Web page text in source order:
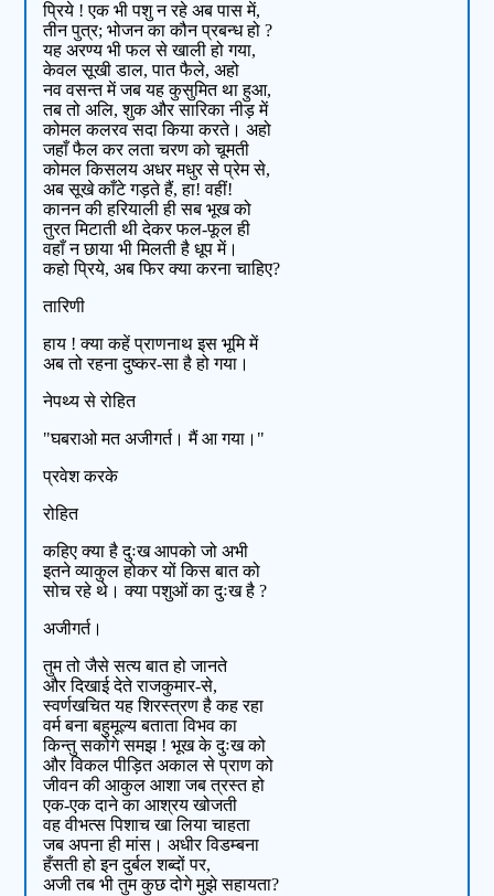
प्रिये ! एक भी पशु न रहे अब पास में,
तीन पुत्र; भोजन का कौन प्रबन्ध हो ?
यह अरण्य भी फल से खाली हो गया,
केवल सूखी डाल, पात फैले, अहो
नव वसन्त में जब यह कुसुमित था हुआ,
तब तो अलि, शुक और सारिका नीड़ में
कोमल कलरव सदा किया करते। अहो
जहाँ फैल कर लता चरण को चूमती
कोमल किसलय अधर मधुर से प्रेम से,
अब सूखे काँटे गड़ते हैं, हा! वहीं!
कानन की हरियाली ही सब भूख को
तुरत मिटाती थी देकर फल-फूल ही
वहाँ न छाया भी मिलती है धूप में।
कहो प्रिये, अब फिर क्या करना चाहिए?
तारिणी
हाय ! क्या कहें प्राणनाथ इस भूमि में
अब तो रहना दुष्कर-सा है हो गया।
नेपथ्य से रोहित
"घबराओ मत अजीगर्त। मैं आ गया।"
प्रवेश करके
रोहित
कहिए क्या है दुःख आपको जो अभी
इतने व्याकुल होकर यों किस बात को
सोच रहे थे। क्या पशुओं का दुःख है ?
अजीगर्त।
तुम तो जैसे सत्य बात हो जानते
और दिखाई देते राजकुमार-से,
स्वर्णखचित यह शिरस्त्रण है कह रहा
वर्म बना बहुमूल्य बताता विभव का
किन्तु सकोगे समझ ! भूख के दुःख को
और विकल पीड़ित अकाल से प्राण को
जीवन की आकुल आशा जब त्रस्त हो
एक-एक दाने का आश्रय खोजती
वह वीभत्स पिशाच खा लिया चाहता
जब अपना ही मांस। अधीर विडम्बना
हँसती हो इन दुर्बल शब्दों पर,
अजी तब भी तुम कुछ दोगे मुझे सहायता?